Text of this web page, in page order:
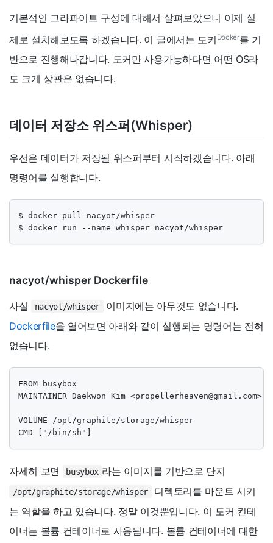
기본적인 그라파이트 구성에 대해서 살펴보았으니 이제 실
제로 설치해보도록 하겠습니다. 이 글에서는 도커 Docker를 기
반으로 진행해나갑니다. 도커만 사용가능하다면 어떤 OS라
도 크게 상관은 없습니다.
데이터 저장소 위스퍼(Whisper)
우선은 데이터가 저장될 위스퍼부터 시작하겠습니다. 아래
명령어를 실행합니다.
$ docker pull nacyot/whisper
$ docker run --name whisper nacyot/whisper
nacyot/whisper Dockerfile
사실 nacyot/whisper
이미지에는 아무것도 없습니다.
Dockerfile을 열어보면 아래와 같이 실행되는 명령어는 전혀
없습니다.
FROM busybox
MAINTAINER Daekwon Kim <propellerheaven@gmail.com>
VOLUME /opt/graphite/storage/whisper
CMD ["/bin/sh"]
자세히 보면 busybox 라는 이미지를 기반으로 단지
/opt/graphite/storage/whisper
디렉토리를 마운트 시키
는 역할을 하고 있습니다. 정말 이것뿐입니다. 이 도커 컨테
이너는 볼륨 컨테이너로 사용됩니다. 볼륨 컨테이너에 대한